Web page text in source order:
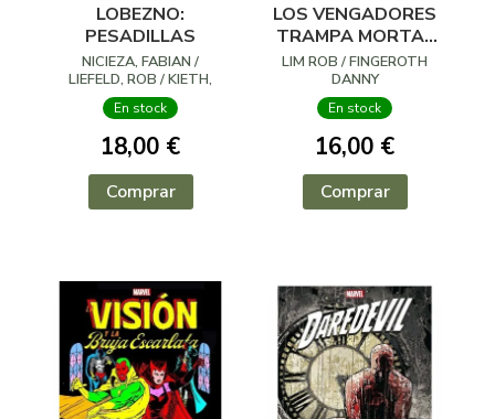
LOBEZNO:
PESADILLAS
NICIEZA, FABIAN /
LIEFELD, ROB / KIETH,
SAM / VVAA
En stock
18,00 €
Comprar
LOS VENGADORES
TRAMPA MORTAL
LA BOVEDA
LIM ROB / FINGEROTH
DANNY
En stock
16,00 €
Comprar